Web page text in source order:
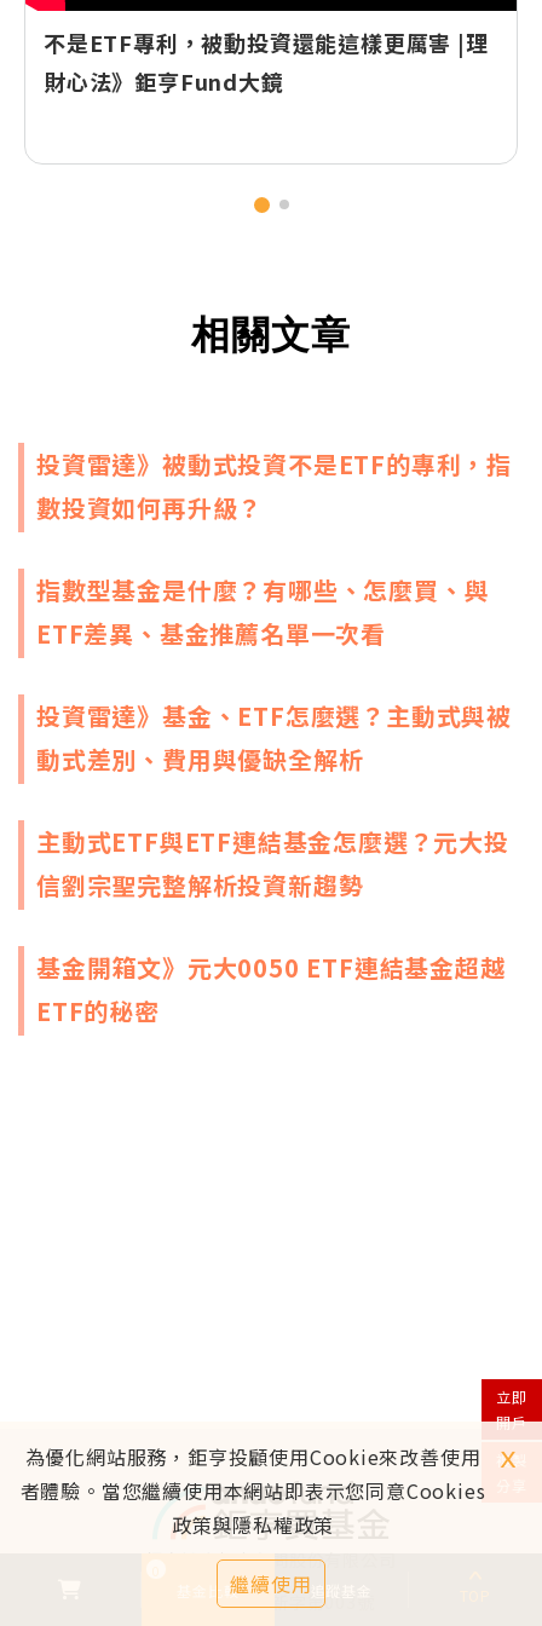
不是ETF專利，被動投資還能這樣更厲害 |理
財心法》鉅亨Fund大鏡
相關文章
投資雷達》被動式投資不是ETF的專利，指
數投資如何再升級？
指數型基金是什麼？有哪些、怎麼買、與
ETF差異、基金推薦名單一次看
投資雷達》基金、ETF怎麼選？主動式與被
動式差別、費用與優缺全解析
主動式ETF與ETF連結基金怎麼選？元大投
信劉宗聖完整解析投資新趨勢
基金開箱文》元大0050 ETF連結基金超越
ETF的秘密
立即
開戶
複製
基金比較
鉅亨證券投資顧問股份有限公司
113金管投顧新字第003號
為優化網站服務，鉅亨投顧使用Cookie來改善使用
者體驗。當您繼續使用本網站即表示您同意Cookies
政策與隱私權政策
繼續使用
ｘ